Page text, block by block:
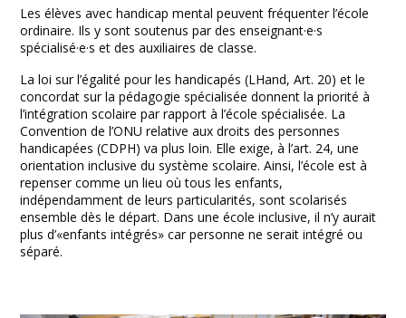
Les élèves avec handicap mental peuvent fréquenter l’école
ordinaire. Ils y sont soutenus par des enseignant·e·s
spécialisé·e·s et des auxiliaires de classe.
La loi sur l’égalité pour les handicapés (LHand, Art. 20) et le
concordat sur la pédagogie spécialisée donnent la priorité à
l’intégration scolaire par rapport à l’école spécialisée. La
Convention de l’ONU relative aux droits des personnes
handicapées (CDPH) va plus loin. Elle exige, à l’art. 24, une
orientation inclusive du système scolaire. Ainsi, l’école est à
repenser comme un lieu où tous les enfants,
indépendamment de leurs particularités, sont scolarisés
ensemble dès le départ. Dans une école inclusive, il n’y aurait
plus d’«enfants intégrés» car personne ne serait intégré ou
séparé.